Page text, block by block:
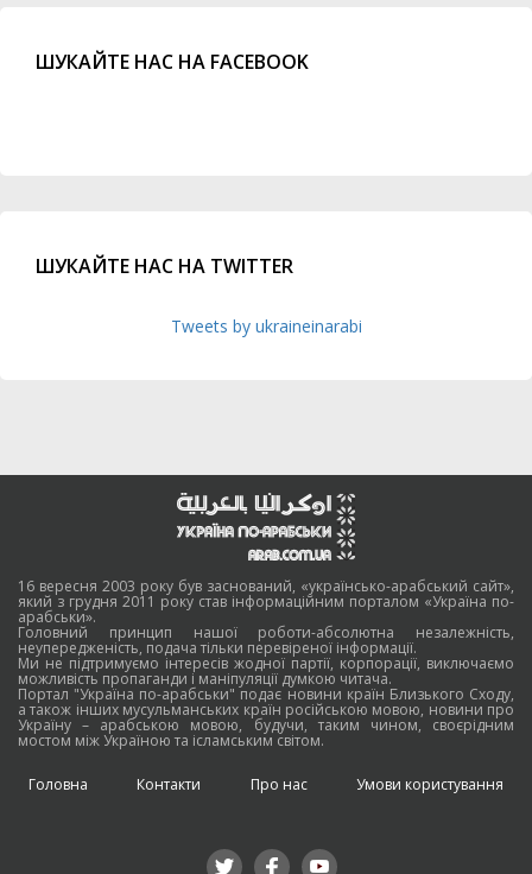
ШУКАЙТЕ НАС НА FACEBOOK
ШУКАЙТЕ НАС НА TWITTER
Tweets by ukraineinarabi
16 вересня 2003 року був заснований, «українсько-арабський сайт»,
який з грудня 2011 року став інформаційним порталом «Україна по-
арабськи».
Головний принцип нашої роботи-абсолютна незалежність,
неупередженість, подача тільки перевіреної інформації.
Ми не підтримуємо інтересів жодної партії, корпорації, виключаємо
можливість пропаганди і маніпуляції думкою читача.
Портал "Україна по-арабськи" подає новини країн Близького Сходу,
а також інших мусульманських країн російською мовою, новини про
Україну – арабською мовою, будучи, таким чином, своєрідним
мостом між Україною та ісламським світом.
Головна Контакти Про нас Умови користування